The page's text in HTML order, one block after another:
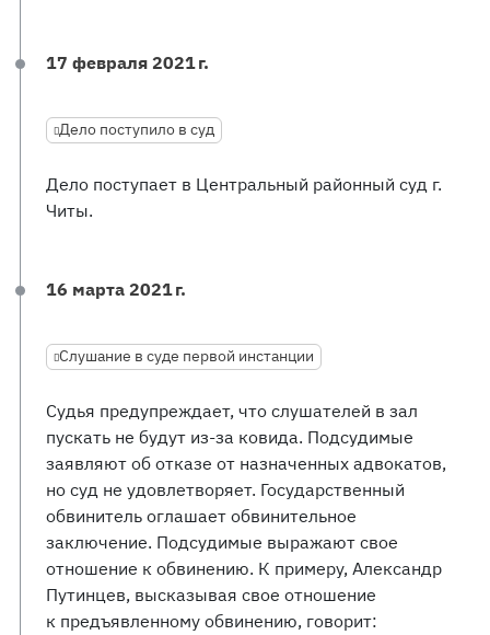
17 февраля 2021 г.
Дело поступило в суд
Дело поступает в Центральный районный суд г.
Читы.
16 марта 2021 г.
Слушание в суде первой инстанции
Судья предупреждает, что слушателей в зал
пускать не будут из-за ковида. Подсудимые
заявляют об отказе от назначенных адвокатов,
но суд не удовлетворяет. Государственный
обвинитель оглашает обвинительное
заключение. Подсудимые выражают свое
отношение к обвинению. К примеру, Александр
Путинцев, высказывая свое отношение
к предъявленному обвинению, говорит: